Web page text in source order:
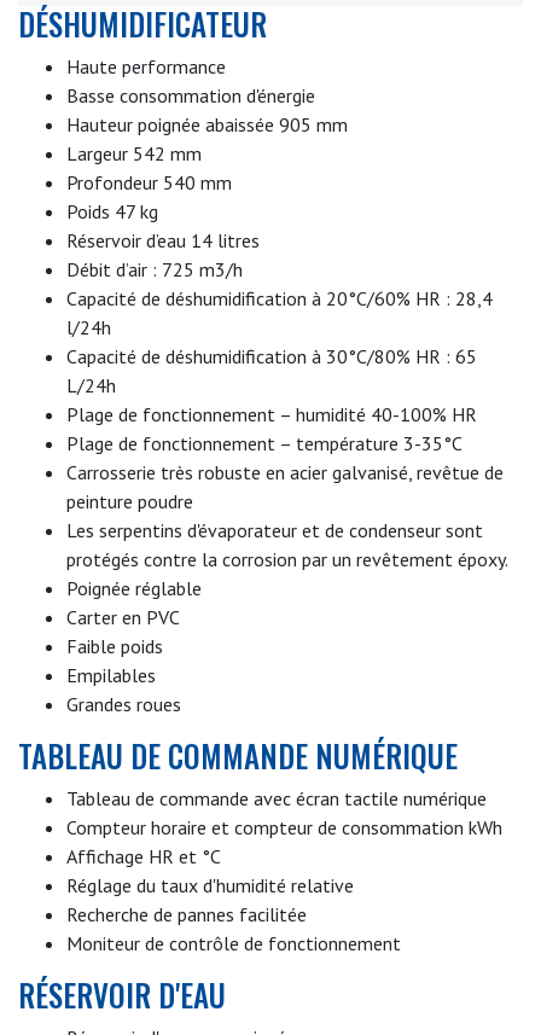
DÉSHUMIDIFICATEUR
Haute performance
Basse consommation d'énergie
Hauteur poignée abaissée 905 mm
Largeur 542 mm
Profondeur 540 mm
Poids 47 kg
Réservoir d’eau 14 litres
Débit d’air : 725 m3/h
Capacité de déshumidification à 20°C/60% HR : 28,4
l/24h
Capacité de déshumidification à 30°C/80% HR : 65
L/24h
Plage de fonctionnement – humidité 40-100% HR
Plage de fonctionnement – température 3-35°C
Carrosserie très robuste en acier galvanisé, revêtue de
peinture poudre
Les serpentins d'évaporateur et de condenseur sont
protégés contre la corrosion par un revêtement époxy.
Poignée réglable
Carter en PVC
Faible poids
Empilables
Grandes roues
TABLEAU DE COMMANDE NUMÉRIQUE
Tableau de commande avec écran tactile numérique
Compteur horaire et compteur de consommation kWh
Affichage HR et °C
Réglage du taux d'humidité relative
Recherche de pannes facilitée
Moniteur de contrôle de fonctionnement
RÉSERVOIR D'EAU